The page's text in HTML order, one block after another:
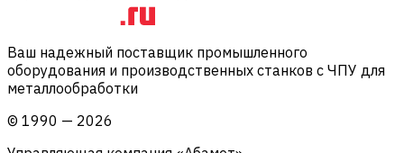
Ваш надежный поставщик промышленного
оборудования и производственных станков с ЧПУ для
металлообработки
© 1990 — 2026